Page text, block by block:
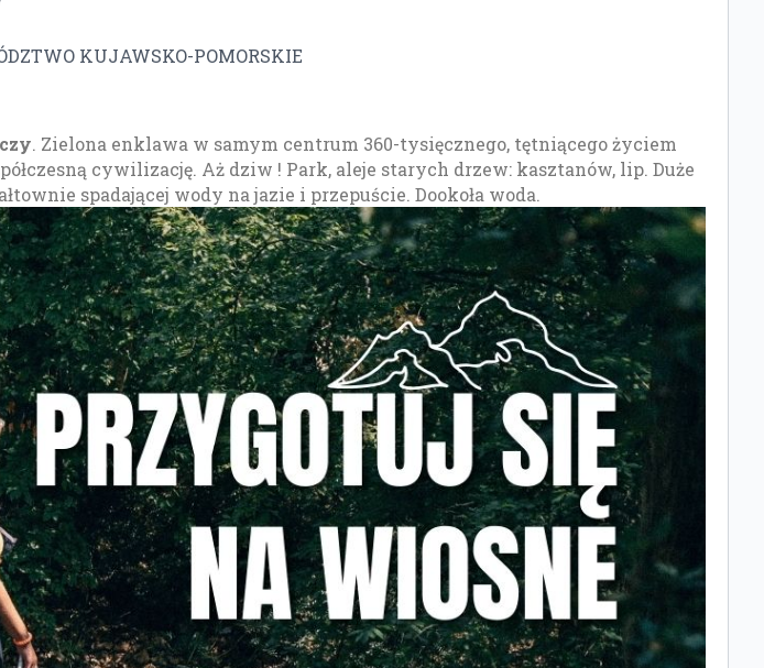
KUJAWSKO-POMORSKIE
. Zielona enklawa w samym centrum 360-tysięcznego, tętniącego życiem
cywilizację. Aż dziw ! Park, aleje starych drzew: kasztanów, lip. Duże
spadającej wody na jazie i przepuście. Dookoła woda.